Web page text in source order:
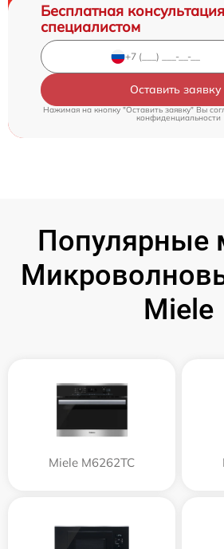
Бесплатная
специалистом
Оставить заявку
Нажимая на кнопку "Оставить заявку" Вы
конфиденциальности
Популярные
Miele
Miele M6262TC